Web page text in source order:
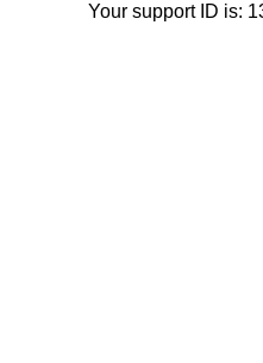
Your support ID is: